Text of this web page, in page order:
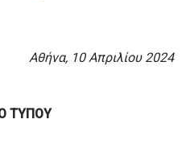
Αθήνα, 10 Απριλίου 2024
ΤΥΠΟΥ